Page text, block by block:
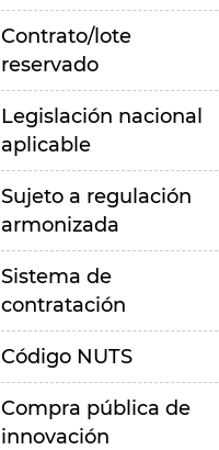
Contrato/lote
reservado
Legislación nacional
aplicable
Sujeto a regulación
armonizada
Sistema de
contratación
Código NUTS
Compra pública de
innovación